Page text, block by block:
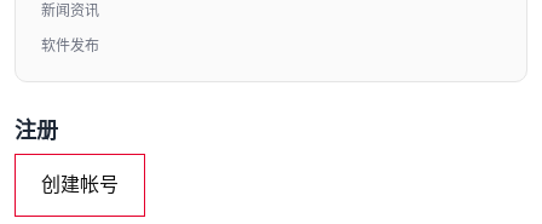
新闻资讯
软件发布
注册
创建帐号